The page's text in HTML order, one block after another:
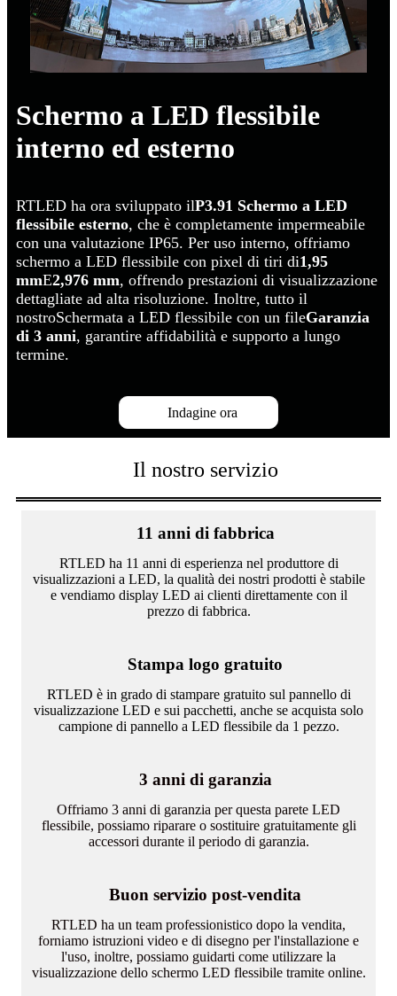
Schermo a LED flessibile
interno ed esterno
RTLED ha ora sviluppato ilP3.91 Schermo a LED
flessibile esterno, che è completamente impermeabile
con una valutazione IP65. Per uso interno, offriamo
schermo a LED flessibile con pixel di tiri di1,95
mmE2,976 mm, offrendo prestazioni di visualizzazione
dettagliate ad alta risoluzione. Inoltre, tutto il
nostroSchermata a LED flessibile con un fileGaranzia
di 3 anni, garantire affidabilità e supporto a lungo
termine.
Indagine ora
Il nostro servizio
11 anni di fabbrica
RTLED ha 11 anni di esperienza nel produttore di
visualizzazioni a LED, la qualità dei nostri prodotti è stabile
e vendiamo display LED ai clienti direttamente con il
prezzo di fabbrica.
Stampa logo gratuito
RTLED è in grado di stampare gratuito sul pannello di
visualizzazione LED e sui pacchetti, anche se acquista solo
campione di pannello a LED flessibile da 1 pezzo.
3 anni di garanzia
Offriamo 3 anni di garanzia per questa parete LED
flessibile, possiamo riparare o sostituire gratuitamente gli
accessori durante il periodo di garanzia.
Buon servizio post-vendita
RTLED ha un team professionistico dopo la vendita,
forniamo istruzioni video e di disegno per l'installazione e
l'uso, inoltre, possiamo guidarti come utilizzare la
visualizzazione dello schermo LED flessibile tramite online.